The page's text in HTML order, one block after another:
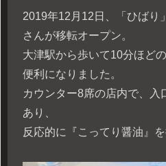
2019年12月12日、「ひばり
さんが移転オープン。
大津駅から歩いて10分ほど
便利になりました。
カウンター8席の店内で、入
あり、
反応的に『こってり醤油』を